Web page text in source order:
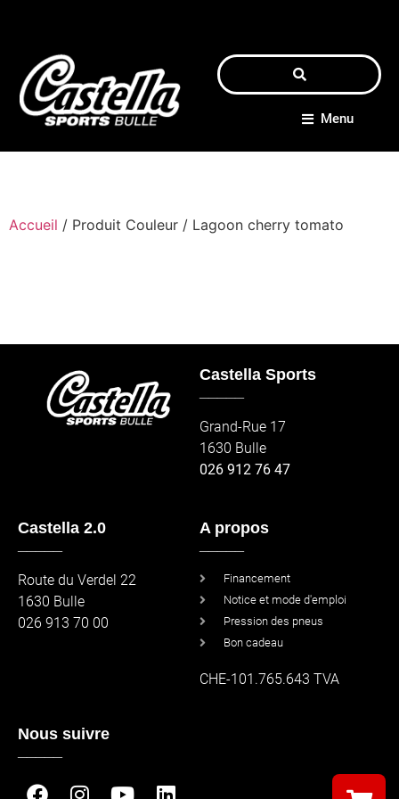
Menu
Accueil / Produit Couleur / Lagoon cherry tomato
Castella Sports
Grand-Rue 17
1630 Bulle
026 912 76 47
Castella 2.0
Route du Verdel 22
1630 Bulle
026 913 70 00
A propos
Financement
Notice et mode d'emploi
Pression des pneus
Bon cadeau
CHE-101.765.643 TVA
Nous suivre